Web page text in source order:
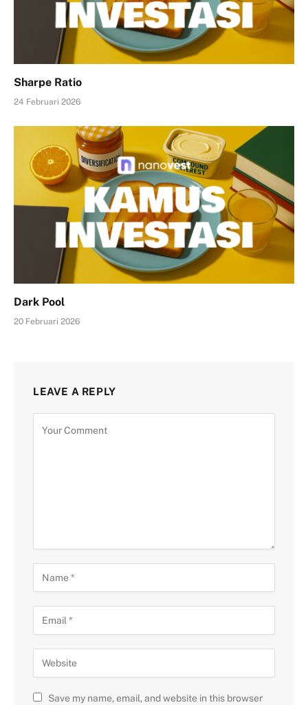
Sharpe Ratio
24 Februari 2026
Dark Pool
20 Februari 2026
LEAVE A REPLY
Save my name, email, and website in this browser